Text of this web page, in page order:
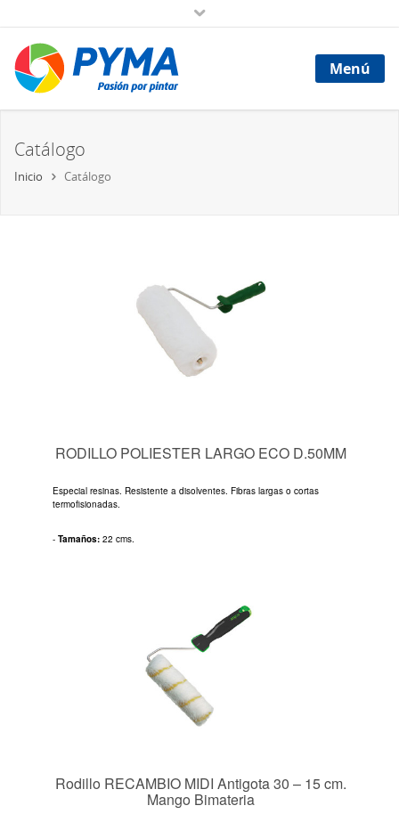
Menú
Catálogo
Inicio Catálogo
RODILLO POLIESTER LARGO ECO D.50MM
Especial resinas. Resistente a disolventes. Fibras largas o cortas
termofisionadas.
- Tamaños: 22 cms.
Rodillo RECAMBIO MIDI Antigota 30 – 15 cm.
Mango Bimateria